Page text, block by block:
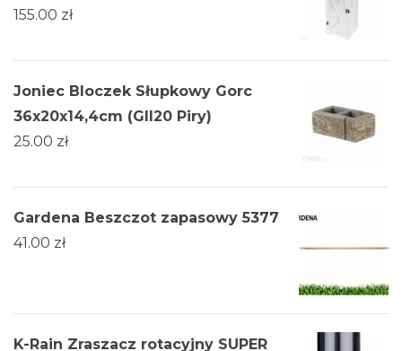
155.00 zł
Joniec Bloczek Słupkowy Gorc
36x20x14,4cm (Gll20 Piry)
25.00 zł
Gardena Beszczot zapasowy 5377
41.00 zł
K-Rain Zraszacz rotacyjny SUPER